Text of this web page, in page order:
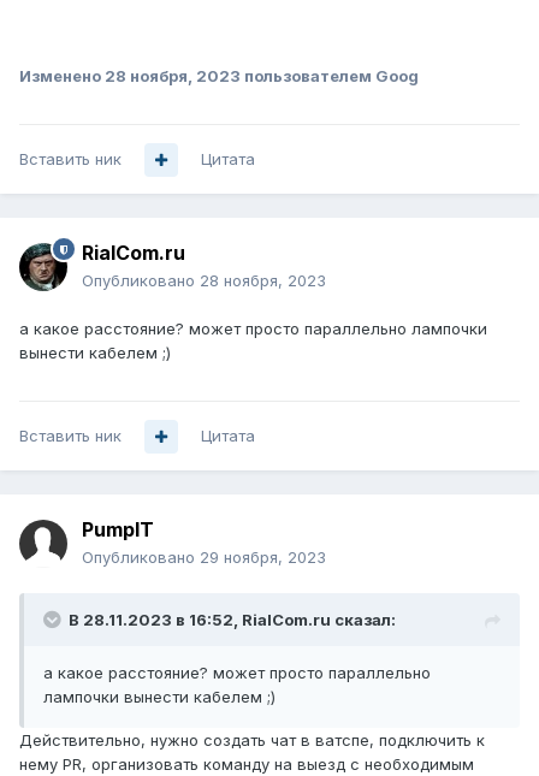
Изменено 28 ноября, 2023 пользователем Goog
Вставить ник Цитата
RialCom.ru
Опубликовано 28 ноября, 2023
а какое расстояние? может просто параллельно лампочки
вынести кабелем ;)
Вставить ник Цитата
PumpIT
Опубликовано 29 ноября, 2023
В 28.11.2023 в 16:52, RialCom.ru сказал:
а какое расстояние? может просто параллельно
лампочки вынести кабелем ;)
Действительно, нужно создать чат в ватспе, подключить к
нему PR, организовать команду на выезд с необходимым